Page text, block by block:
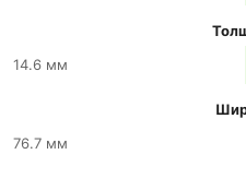
14.6 мм
76.7 мм